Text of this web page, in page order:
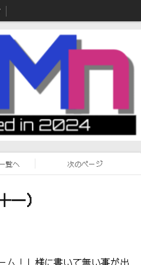
覧へ 次のページ
一）
ム！」様に書いて無い事が出